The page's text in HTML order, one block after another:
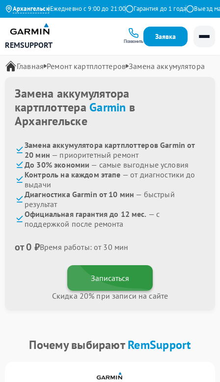
Архангельск
на Яндекс Ежедневно с 9:00 до 21:00 Гарантия до 1 года Выезд
REMSUPPORT Позвонить
Заявка
Главная Ремонт картплоттеров Замена аккумулятора
Замена аккумулятора
картплоттера Garmin в
Архангельске
Замена аккумулятора картплоттеров Garmin от
20 мин — приоритетный ремонт
До 30% экономии — самые выгодные условия
Контроль на каждом этапе — от диагностики до
выдачи
Диагностика Garmin от 10 мин — быстрый
результат
Официальная гарантия до 12 мес. — с
поддержкой после ремонта
от 0 ₽Время работы: от 30 мин
Записаться
Скидка 20% при записи на сайте
Почему выбираютRemSupport